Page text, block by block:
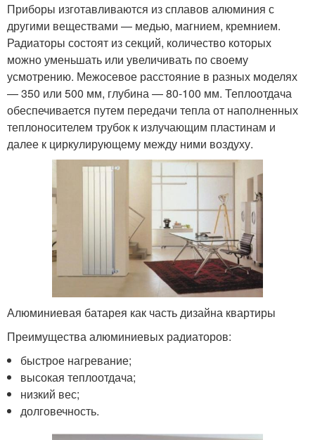
Приборы изготавливаются из сплавов алюминия с
другими веществами — медью, магнием, кремнием.
Радиаторы состоят из секций, количество которых
можно уменьшать или увеличивать по своему
усмотрению. Межосевое расстояние в разных моделях
— 350 или 500 мм, глубина — 80-100 мм. Теплоотдача
обеспечивается путем передачи тепла от наполненных
теплоносителем трубок к излучающим пластинам и
далее к циркулирующему между ними воздуху.
Алюминиевая батарея как часть дизайна квартиры
Преимущества алюминиевых радиаторов:
быстрое нагревание;
высокая теплоотдача;
низкий вес;
долговечность.